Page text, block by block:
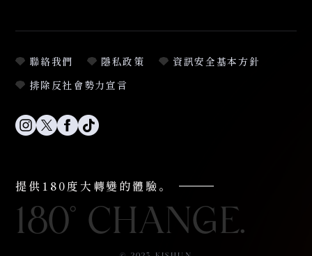
聯絡我們 隱私政策
資訊安全基本方針
排除反社會勢力宣言
提供180度大轉變的體驗。
180° CHANGE.